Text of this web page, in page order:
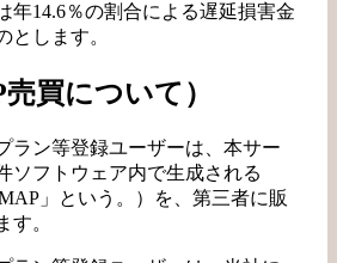
年14.6％の割合による遅延損害金
とします。
買について）
ラン等登録ユーザーは、本サー
ソフトウェア内で生成される
」という。）を、第三者に販
す。